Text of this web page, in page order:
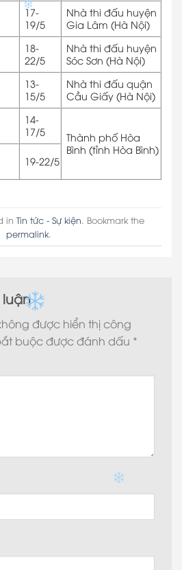
17-
19/5
Nhà thi đấu huyện
Gia Lâm (Hà Nội)
18-
22/5
Nhà thi đấu huyện
Sóc Sơn (Hà Nội)
13-
15/5
Nhà thi đấu quận
Cầu Giấy (Hà Nội)
14-
17/5
Thành phố Hòa
Bình (tỉnh Hòa Bình)
19-22/5
in Tin tức - Sự kiện . Bookmark the
permalink
luận
được hiển thị công
buộc được đánh dấu *